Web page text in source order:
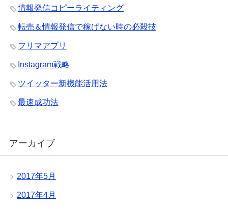
情報発信コピーライティング
転売＆情報発信で稼げない時の必殺技
フリマアプリ
Instagram戦略
ツイッター新機能活用法
最速成功法
アーカイブ
2017年5月
2017年4月